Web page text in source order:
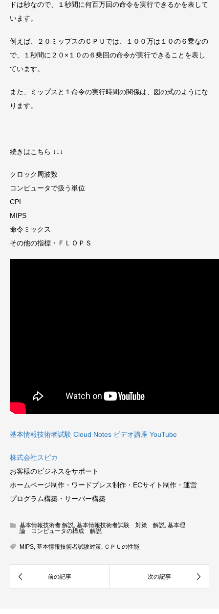
ドは秒なので、１秒間に何百万回の命令を実行できるかを表して
います。
例えば、２０ミップスのＣＰＵでは、１００万は１０の６乗なの
で、１秒間に２０×１０の６乗回の命令が実行できることを表し
ています。
また、ミップスと１命令の実行時間の関係は、図の式のようにな
ります。
続きはこちら ↓↓↓
クロック周波数
コンピュータで扱う単位
CPI
MIPS
命令ミックス
その他の指標・ＦＬＯＰＳ
基本情報技術者試験 Cloud Notes ビデオ講座 YouTube
株式会社スピカ
お客様のビジネスをサポート
ホームページ制作・ワードプレス制作・ECサイト制作・運営
プログラム構築・サーバー構築
基本情報技術者 解説 基本情報技術者試験 対策 解説 基本理
論 コンピュータの構成 解説
MIPS 基本情報技術者試験対策 ＣＰＵの性能